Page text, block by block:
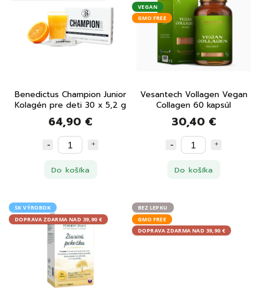
Benedictus Champion Junior
Kolagén pre deti 30 x 5,2 g
64,90 €
Do košíka
VEGAN
GMO FREE
Vesantech Vollagen Vegan
Collagen 60 kapsúl
30,40 €
Do košíka
SK VÝROBOK
DOPRAVA ZDARMA NAD 39,90 €
BEZ LEPKU
GMO FREE
DOPRAVA ZDARMA NAD 39,90 €